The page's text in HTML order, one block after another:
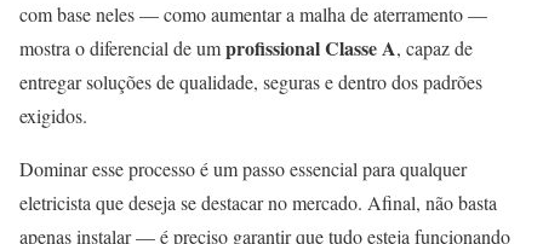
com base neles — como aumentar a malha de aterramento —
mostra o diferencial de umprofissional Classe A, capaz de
entregar soluções de qualidade, seguras e dentro dos padrões
exigidos.
Dominar esse processo é um passo essencial para qualquer
eletricista que deseja se destacar no mercado. Afinal, não basta
apenas instalar — é preciso garantir que tudo esteja funcionando